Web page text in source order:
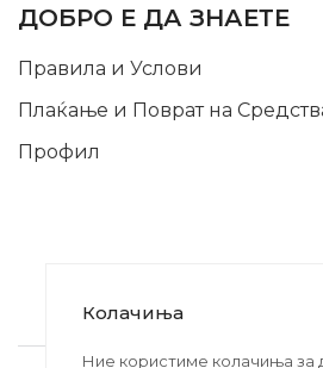
ДОБРО Е ДА ЗНАЕТЕ
Правила и Услови
Плаќање и Поврат на
Профил
2020-2024 © MB DISKONT.
Колачиња
Ние користиме колачиња за